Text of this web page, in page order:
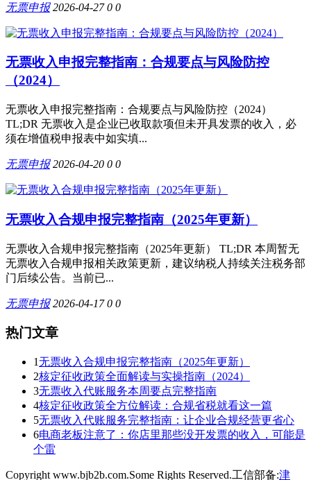
无票申报 2026-04-27 0 0
无票收入申报完整指南：合规要点与风险防控
（2024）
无票收入申报完整指南：合规要点与风险防控（2024）
TL;DR 无票收入是企业已收取款项但未开具发票的收入，必
须在增值税申报表中如实填...
无票申报 2026-04-20 0 0
无票收入合规申报完整指南（2025年更新）
无票收入合规申报完整指南（2025年更新） TL;DR 本周暂无
无票收入合规申报相关政策更新，建议纳税人持续关注税务部
门后续公告。当前已...
无票申报 2026-04-17 0 0
热门文章
1无票收入合规申报完整指南（2025年更新）
2核定征收政策全面解读与实操指南（2024）
3无票收入代账服务本周要点完整指南
4核定征收政策全方位解读：合规省税就看这一篇
5无票收入代账服务完整指南：让企业合规经营更省心
6电商老板注意了：你店里那些没开发票的收入，可能是
个雷
Copyright www.bjb2b.com.Some Rights Reserved.工信部备:津